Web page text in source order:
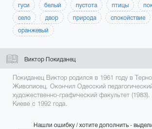
гуси белый пустота птицы
село
двор природа спокойствие
оранжевый
Виктор Покиданец
Покиданец Виктор родился в 1961 году в
Живописец. Окончил Одесский
художественно-графический факультет
Киеве с 1992 года.
Нашли ошибку / хотите дополнить -